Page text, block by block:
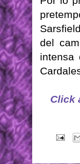
del
intensa
Click